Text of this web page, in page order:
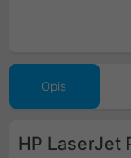
Opis
HP LaserJet